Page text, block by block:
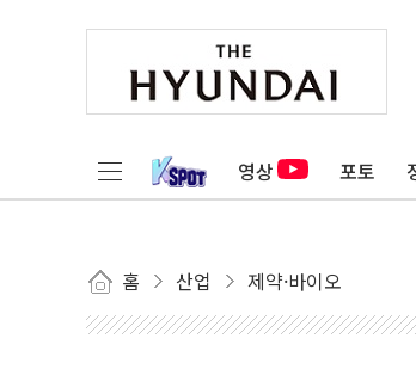
영상 포토
홈 산업 제약·바이오